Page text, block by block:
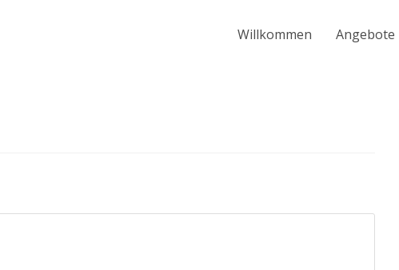
Willkommen Angebote